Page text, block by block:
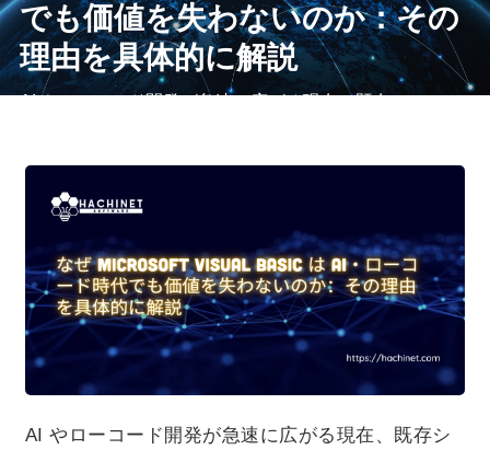
でも価値を失わないのか：その
理由を具体的に解説
AI やローコード開発が急速に広がる現在、既存システム
務システムを安定的に支え続けています。本記事では、
Visual Basic がなぜ今の時代でも依然として重要なの
か、その具体的な理由を整理し、企業がどのように向き
合うべきかを考えていきます。
AI やローコード開発が急速に広がる現在、既存シ